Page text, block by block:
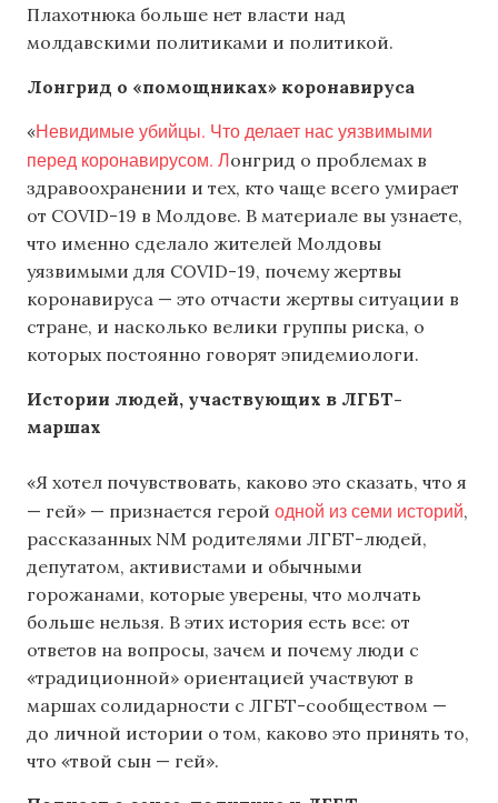
Плахотнюка больше нет власти над
молдавскими политиками и политикой.
Лонгрид о «помощниках» коронавируса
«Невидимые убийцы. Что делает нас уязвимыми
перед коронавирусом. Лонгрид о проблемах в
здравоохранении и тех, кто чаще всего умирает
от COVID-19 в Молдове. В материале вы узнаете,
что именно сделало жителей Молдовы
уязвимыми для COVID-19, почему жертвы
коронавируса — это отчасти жертвы ситуации в
стране, и насколько велики группы риска, о
которых постоянно говорят эпидемиологи.
Истории людей, участвующих в ЛГБТ-
маршах
«Я хотел почувствовать, каково это сказать, что я
— гей» — признается герой одной из семи историй,
рассказанных NM родителями ЛГБТ-людей,
депутатом, активистами и обычными
горожанами, которые уверены, что молчать
больше нельзя. В этих история есть все: от
ответов на вопросы, зачем и почему люди с
«традиционной» ориентацией участвуют в
маршах солидарности с ЛГБТ-сообществом —
до личной истории о том, каково это принять то,
что «твой сын — гей».